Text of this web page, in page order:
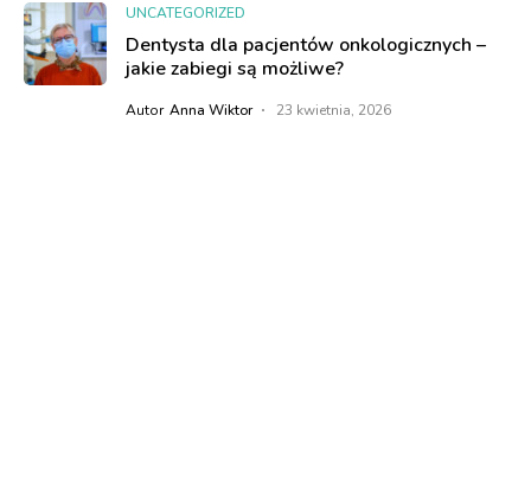
UNCATEGORIZED
Dentysta dla pacjentów onkologicznych –
jakie zabiegi są możliwe?
Autor Anna Wiktor 23 kwietnia, 2026